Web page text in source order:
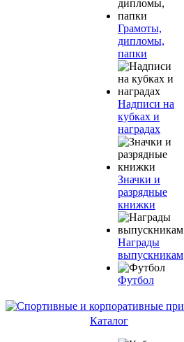
Грамоты,
дипломы,
папки
Надписи на
кубках и
наградах
Значки и
разрядные
книжки
Награды
выпускникам
Футбол
Каталог